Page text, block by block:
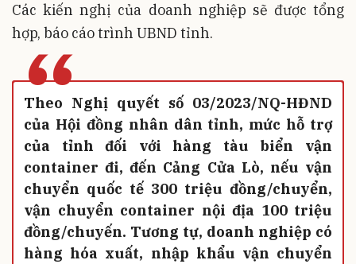
Các kiến nghị của doanh nghiệp sẽ được tổng
hợp, báo cáo trình UBND tỉnh.
“
Theo Nghị quyết số 03/2023/NQ-HĐND
của Hội đồng nhân dân tỉnh, mức hỗ trợ
của tỉnh đối với hàng tàu biển vận
container đi, đến Cảng Cửa Lò, nếu vận
chuyển quốc tế 300 triệu đồng/chuyển,
vận chuyển container nội địa 100 triệu
đồng/chuyến. Tương tự, doanh nghiệp có
hàng hóa xuất, nhập khẩu vận chuyển